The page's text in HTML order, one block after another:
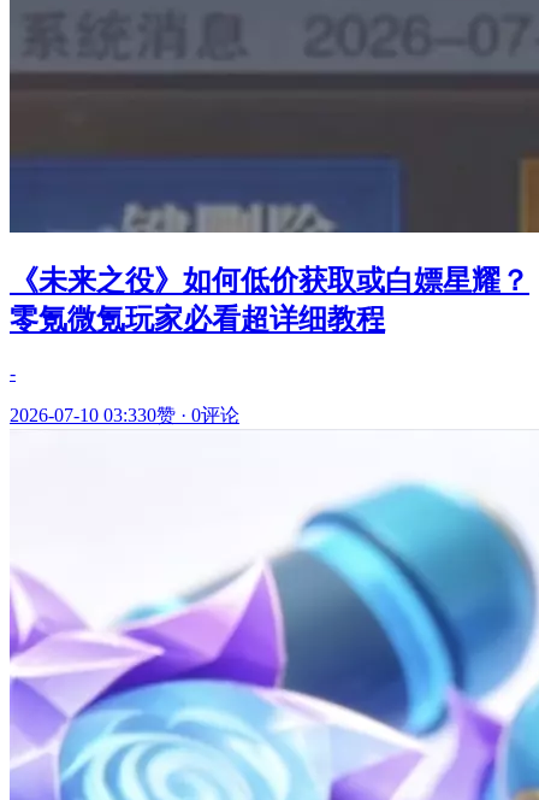
《未来之役》如何低价获取或白嫖星耀？
零氪微氪玩家必看超详细教程
-
2026-07-10 03:330赞 · 0评论